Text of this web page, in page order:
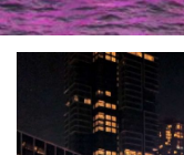
MMR เมียนมาร์ 5
OMN โอมาน
PHL ฟิลิปปินส์
SYR ซีเรีย 0
DEU เยอรมนี 3
ISL ไอซ์แลนด์ 4
MLT มอลต้า